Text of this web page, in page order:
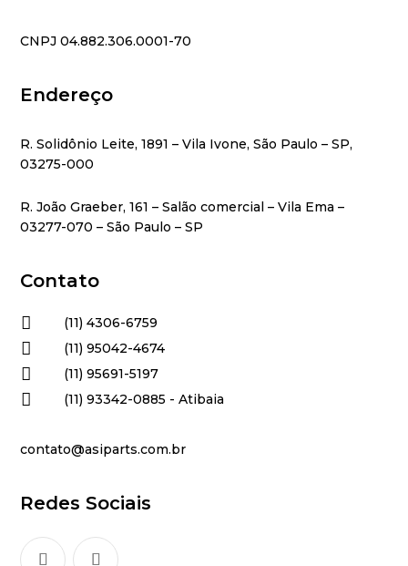
CNPJ 04.882.306.0001-70
Endereço
R. Solidônio Leite, 1891 – Vila Ivone, São Paulo – SP,
03275-000
R. João Graeber, 161 – Salão comercial – Vila Ema –
03277-070 – São Paulo – SP
Contato
 (11) 4306-6759
 (11) 95042-4674
 (11) 95691-5197
 (11) 93342-0885 - Atibaia
contato@asiparts.com.br
Redes Sociais